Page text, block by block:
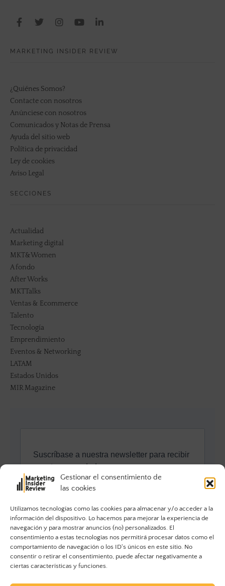
Gestionar el consentimiento de
las cookies
Utilizamos tecnologías como las cookies para almacenar y/o acceder a la
información del dispositivo. Lo hacemos para mejorar la experiencia de
navegación y para mostrar anuncios (no) personalizados. El
consentimiento a estas tecnologías nos permitirá procesar datos como el
comportamiento de navegación o los ID's únicos en este sitio. No
consentir o retirar el consentimiento, puede afectar negativamente a
ciertas características y funciones.
MARKETING INSIDER REVIEW
¿Quiénes Somos?
Contacte con nosotros
Anúnciese con nosotros
Comunicados y Notas de Prensa
Ayuda del sitio web
Política de privacidad
Ley de cookies
Aviso Legal
SECCIONES
Actualidad
Marketing digital
MKT&Women
A fondo
After Works
MKTTalks
Ventas & Ecommerce
Talento
Tecnología
Emprendimiento
Eventos & Networking
LATAM
Estados Unidos
MIR Magazine